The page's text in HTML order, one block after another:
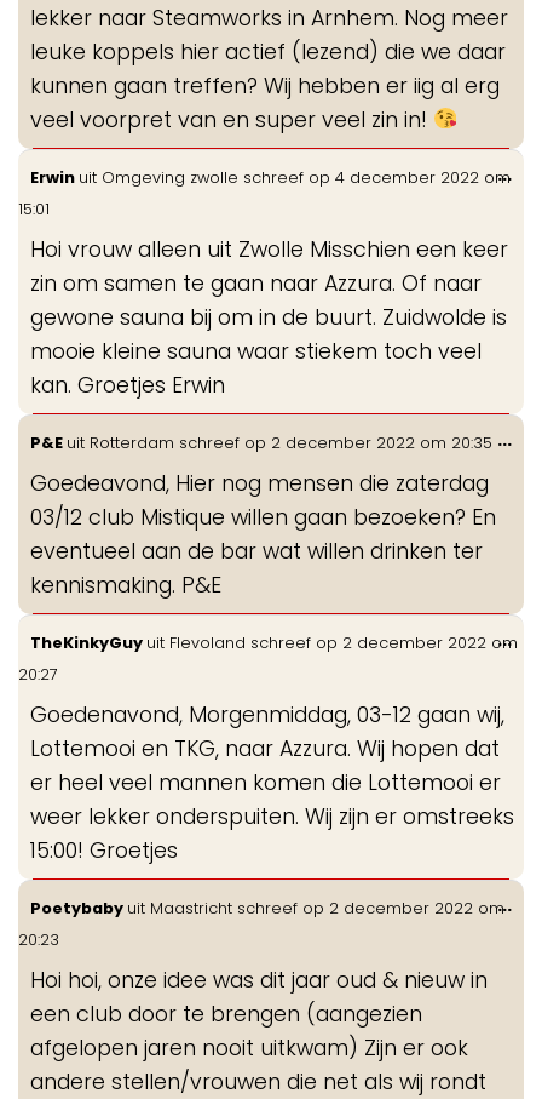
lekker naar Steamworks in Arnhem. Nog meer
leuke koppels hier actief (lezend) die we daar
kunnen gaan treffen? Wij hebben er iig al erg
veel voorpret van en super veel zin in!
Erwin uit Omgeving zwolle schreef op 4 december 2022 om
15:01
Hoi vrouw alleen uit Zwolle Misschien een keer
zin om samen te gaan naar Azzura. Of naar
gewone sauna bij om in de buurt. Zuidwolde is
mooie kleine sauna waar stiekem toch veel
kan. Groetjes Erwin
...
P&E uit Rotterdam schreef op 2 december 2022 om 20:35
Goedeavond, Hier nog mensen die zaterdag
03/12 club Mistique willen gaan bezoeken? En
eventueel aan de bar wat willen drinken ter
kennismaking. P&E
...
TheKinkyGuy uit Flevoland schreef op 2 december 2022 om
20:27
Goedenavond, Morgenmiddag, 03-12 gaan wij,
Lottemooi en TKG, naar Azzura. Wij hopen dat
er heel veel mannen komen die Lottemooi er
weer lekker onderspuiten. Wij zijn er omstreeks
15:00! Groetjes
...
Poetybaby uit Maastricht schreef op 2 december 2022 om
20:23
Hoi hoi, onze idee was dit jaar oud & nieuw in
een club door te brengen (aangezien
afgelopen jaren nooit uitkwam) Zijn er ook
andere stellen/vrouwen die net als wij rondt
...